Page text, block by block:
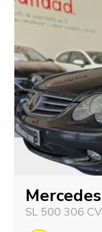
SL 500 306 CV